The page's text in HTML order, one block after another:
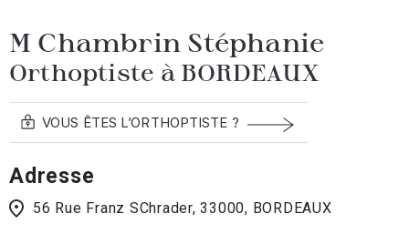
M Chambrin Stéphanie
Orthoptiste à BORDEAUX
VOUS ÊTES L’ORTHOPTISTE ?
Adresse
56 Rue Franz SChrader, 33000, BORDEAUX